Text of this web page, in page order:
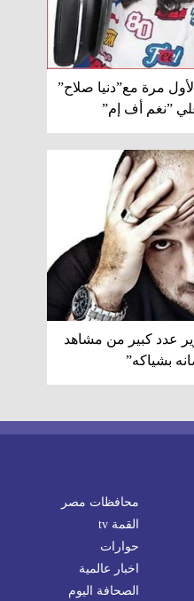
مرة مع”دنيا صلاح”
”نغم أف إم”
عدد كبير من مشاهد
بشياكه”
محافظات مصر
القمة tv
حوارات
اخبار عالمية
الصحافة اليوم